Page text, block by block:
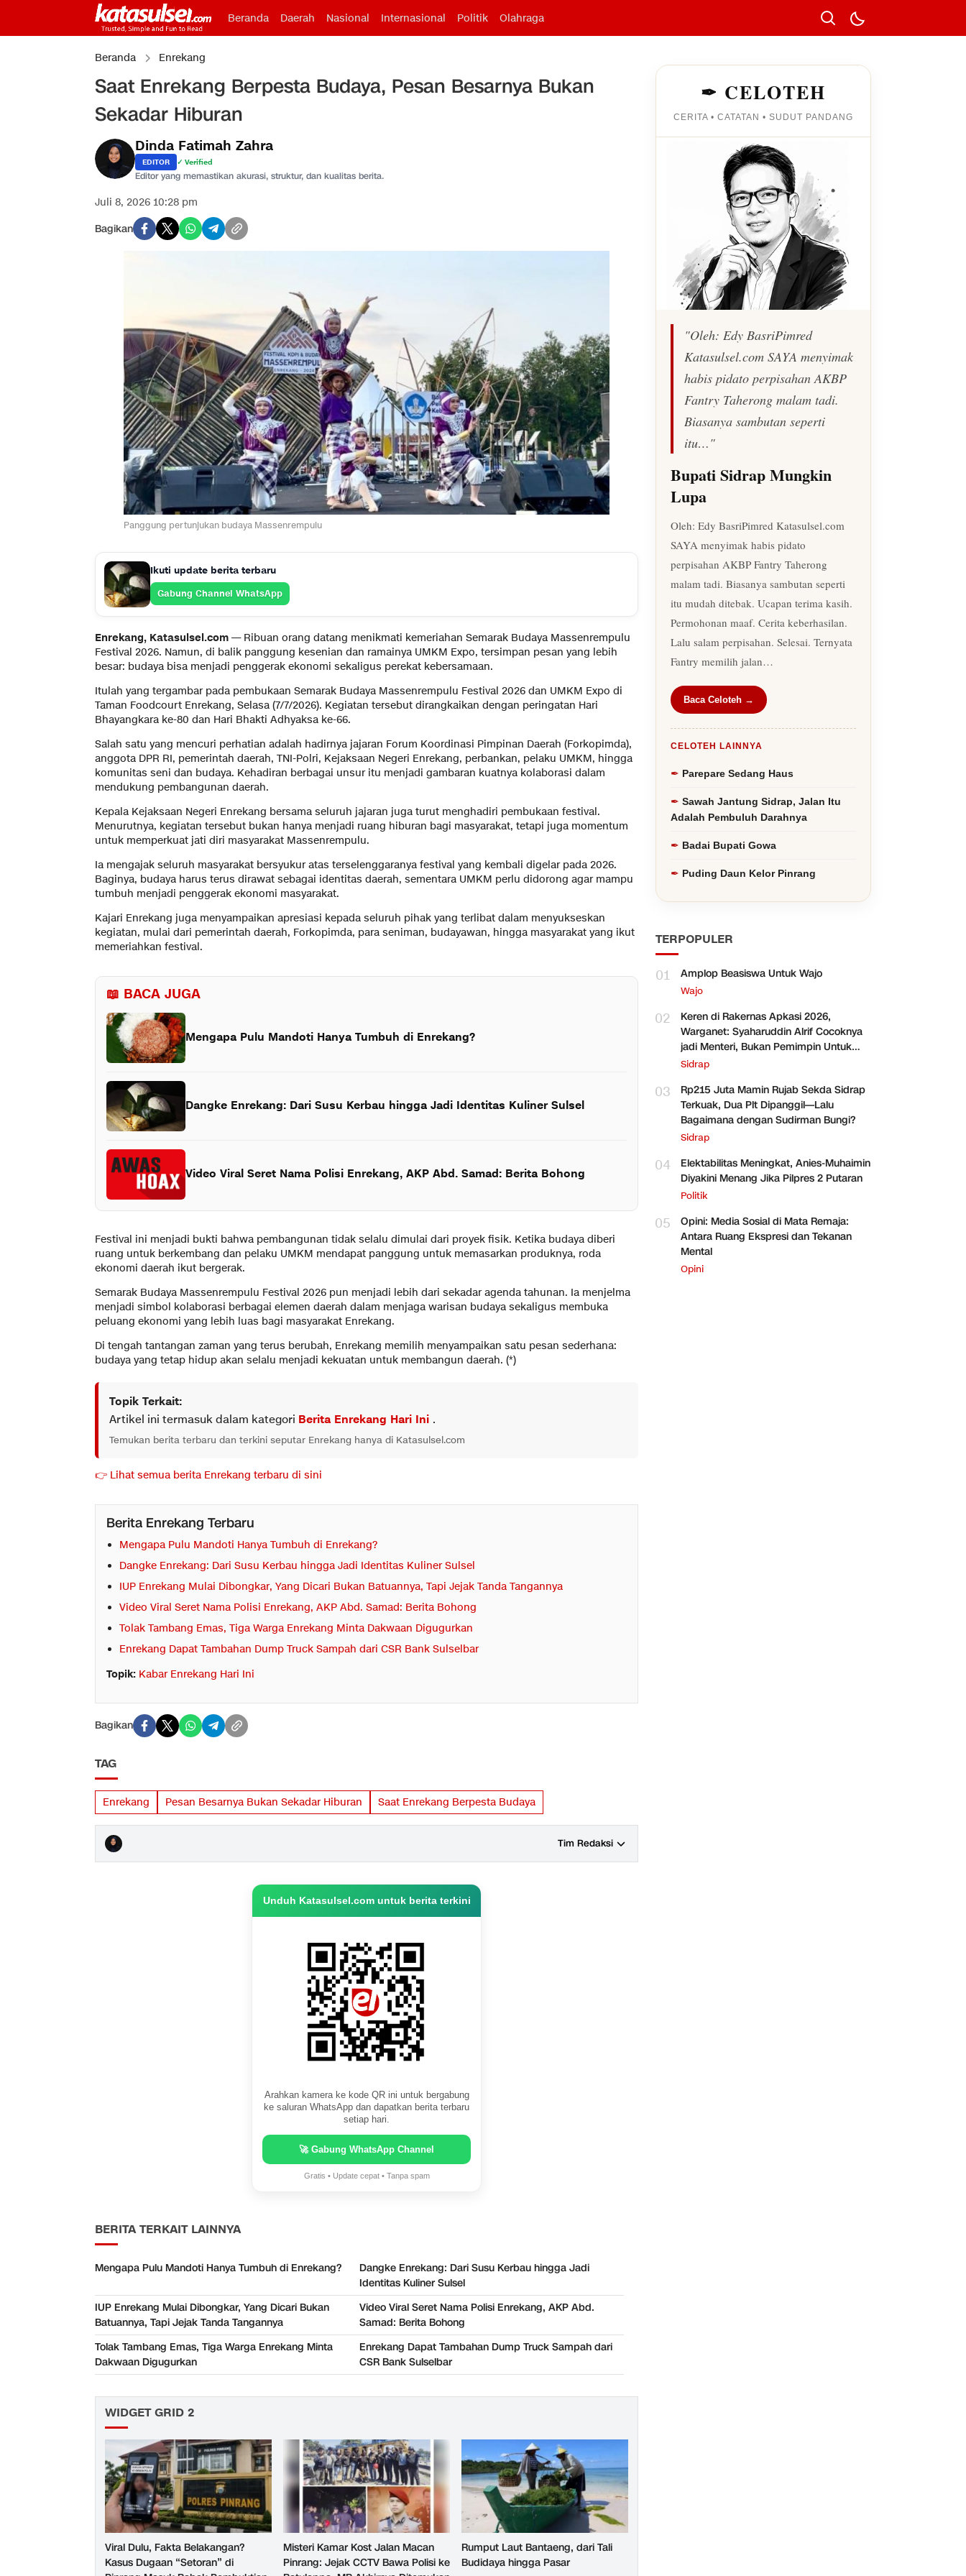
Beranda Daerah Nasional Internasional Politik Olahraga
Beranda Enrekang
Saat Enrekang Berpesta Budaya, Pesan Besarnya Bukan
Sekadar Hiburan
Dinda Fatimah Zahra
EDITOR ✓ Verified
Editor yang memastikan akurasi, struktur, dan kualitas berita.
Juli 8, 2026 10:28 pm
Bagikan
Panggung pertunjukan budaya Massenrempulu
Ikuti update berita terbaru
Gabung Channel WhatsApp
Enrekang, Katasulsel.com — Ribuan orang datang menikmati kemeriahan Semarak Budaya Massenrempulu
Festival 2026. Namun, di balik panggung kesenian dan ramainya UMKM Expo, tersimpan pesan yang lebih
besar: budaya bisa menjadi penggerak ekonomi sekaligus perekat kebersamaan.
Itulah yang tergambar pada pembukaan Semarak Budaya Massenrempulu Festival 2026 dan UMKM Expo di
Taman Foodcourt Enrekang, Selasa (7/7/2026). Kegiatan tersebut dirangkaikan dengan peringatan Hari
Bhayangkara ke-80 dan Hari Bhakti Adhyaksa ke-66.
Salah satu yang mencuri perhatian adalah hadirnya jajaran Forum Koordinasi Pimpinan Daerah (Forkopimda),
anggota DPR RI, pemerintah daerah, TNI-Polri, Kejaksaan Negeri Enrekang, perbankan, pelaku UMKM, hingga
komunitas seni dan budaya. Kehadiran berbagai unsur itu menjadi gambaran kuatnya kolaborasi dalam
mendukung pembangunan daerah.
Kepala Kejaksaan Negeri Enrekang bersama seluruh jajaran juga turut menghadiri pembukaan festival.
Menurutnya, kegiatan tersebut bukan hanya menjadi ruang hiburan bagi masyarakat, tetapi juga momentum
untuk memperkuat jati diri masyarakat Massenrempulu.
Ia mengajak seluruh masyarakat bersyukur atas terselenggaranya festival yang kembali digelar pada 2026.
Baginya, budaya harus terus dirawat sebagai identitas daerah, sementara UMKM perlu didorong agar mampu
tumbuh menjadi penggerak ekonomi masyarakat.
Kajari Enrekang juga menyampaikan apresiasi kepada seluruh pihak yang terlibat dalam menyukseskan
kegiatan, mulai dari pemerintah daerah, Forkopimda, para seniman, budayawan, hingga masyarakat yang ikut
memeriahkan festival.
📖 BACA JUGA
Mengapa Pulu Mandoti Hanya Tumbuh di Enrekang?
Dangke Enrekang: Dari Susu Kerbau hingga Jadi Identitas Kuliner Sulsel
Video Viral Seret Nama Polisi Enrekang, AKP Abd. Samad: Berita Bohong
Festival ini menjadi bukti bahwa pembangunan tidak selalu dimulai dari proyek fisik. Ketika budaya diberi
ruang untuk berkembang dan pelaku UMKM mendapat panggung untuk memasarkan produknya, roda
ekonomi daerah ikut bergerak.
Semarak Budaya Massenrempulu Festival 2026 pun menjadi lebih dari sekadar agenda tahunan. Ia menjelma
menjadi simbol kolaborasi berbagai elemen daerah dalam menjaga warisan budaya sekaligus membuka
peluang ekonomi yang lebih luas bagi masyarakat Enrekang.
Di tengah tantangan zaman yang terus berubah, Enrekang memilih menyampaikan satu pesan sederhana:
budaya yang tetap hidup akan selalu menjadi kekuatan untuk membangun daerah. (*)
Topik Terkait:
Artikel ini termasuk dalam kategori Berita Enrekang Hari Ini .
Temukan berita terbaru dan terkini seputar Enrekang hanya di Katasulsel.com
👉 Lihat semua berita Enrekang terbaru di sini
Berita Enrekang Terbaru
Mengapa Pulu Mandoti Hanya Tumbuh di Enrekang?
Dangke Enrekang: Dari Susu Kerbau hingga Jadi Identitas Kuliner Sulsel
IUP Enrekang Mulai Dibongkar, Yang Dicari Bukan Batuannya, Tapi Jejak Tanda Tangannya
Video Viral Seret Nama Polisi Enrekang, AKP Abd. Samad: Berita Bohong
Tolak Tambang Emas, Tiga Warga Enrekang Minta Dakwaan Digugurkan
Enrekang Dapat Tambahan Dump Truck Sampah dari CSR Bank Sulselbar
Topik: Kabar Enrekang Hari Ini
Bagikan
TAG
Enrekang Pesan Besarnya Bukan Sekadar Hiburan Saat Enrekang Berpesta Budaya
Tim Redaksi
Unduh Katasulsel.com untuk berita terkini
Arahkan kamera ke kode QR ini untuk bergabung
ke saluran WhatsApp dan dapatkan berita terbaru
setiap hari.
🚀 Gabung WhatsApp Channel
Gratis • Update cepat • Tanpa spam
BERITA TERKAIT LAINNYA
Mengapa Pulu Mandoti Hanya Tumbuh di Enrekang?
Dangke Enrekang: Dari Susu Kerbau hingga Jadi
Identitas Kuliner Sulsel
IUP Enrekang Mulai Dibongkar, Yang Dicari Bukan
Batuannya, Tapi Jejak Tanda Tangannya
Video Viral Seret Nama Polisi Enrekang, AKP Abd.
Samad: Berita Bohong
Tolak Tambang Emas, Tiga Warga Enrekang Minta
Dakwaan Digugurkan
Enrekang Dapat Tambahan Dump Truck Sampah dari
CSR Bank Sulselbar
WIDGET GRID 2
Viral Dulu, Fakta Belakangan?
Kasus Dugaan “Setoran” di
Misteri Kamar Kost Jalan Macan
Pinrang: Jejak CCTV Bawa Polisi ke
Rumput Laut Bantaeng, dari Tali
Budidaya hingga Pasar
✒ CELOTEH
CERITA • CATATAN • SUDUT PANDANG
"Oleh: Edy BasriPimred
Katasulsel.com SAYA menyimak
habis pidato perpisahan AKBP
Fantry Taherong malam tadi.
Biasanya sambutan seperti
itu…"
Bupati Sidrap Mungkin
Lupa
Oleh: Edy BasriPimred Katasulsel.com
SAYA menyimak habis pidato
perpisahan AKBP Fantry Taherong
malam tadi. Biasanya sambutan seperti
itu mudah ditebak. Ucapan terima kasih.
Permohonan maaf. Cerita keberhasilan.
Lalu salam perpisahan. Selesai. Ternyata
Fantry memilih jalan…
Baca Celoteh →
CELOTEH LAINNYA
Parepare Sedang Haus
Sawah Jantung Sidrap, Jalan Itu
Adalah Pembuluh Darahnya
Badai Bupati Gowa
Puding Daun Kelor Pinrang
TERPOPULER
01 Amplop Beasiswa Untuk Wajo
Wajo
02
Keren di Rakernas Apkasi 2026,
Warganet: Syaharuddin Alrif Cocoknya
jadi Menteri, Bukan Pemimpin Untuk
Sidrap Saja
Sidrap
03
Rp215 Juta Mamin Rujab Sekda Sidrap
Terkuak, Dua Plt Dipanggil—Lalu
Bagaimana dengan Sudirman Bungi?
Sidrap
04
Elektabilitas Meningkat, Anies-Muhaimin
Diyakini Menang Jika Pilpres 2 Putaran
Politik
05
Opini: Media Sosial di Mata Remaja:
Antara Ruang Ekspresi dan Tekanan
Mental
Opini